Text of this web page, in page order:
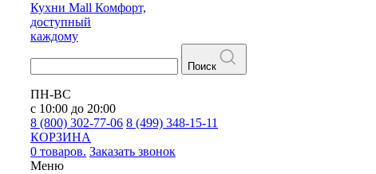
Кухни Mall Комфорт,
доступный
каждому
Поиск
ПН-ВС
с 10:00 до 20:00
8 (800) 302-77-06 8 (499) 348-15-11
КОРЗИНА
0 товаров. Заказать звонок
Меню